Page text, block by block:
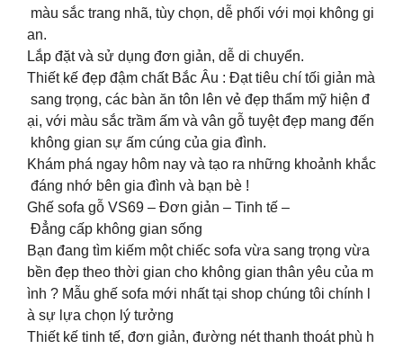
màu sắc trang nhã, tùy chọn, dễ phối với mọi không gi
an.
Lắp đặt và sử dụng đơn giản, dễ di chuyển.
Thiết kế đẹp đậm chất Bắc Âu : Đạt tiêu chí tối giản mà
sang trọng, các bàn ăn tôn lên vẻ đẹp thẩm mỹ hiện đ
ại, với màu sắc trầm ấm và vân gỗ tuyệt đẹp mang đến
không gian sự ấm cúng của gia đình.
Khám phá ngay hôm nay và tạo ra những khoảnh khắc
đáng nhớ bên gia đình và bạn bè !
Ghế sofa gỗ VS69 – Đơn giản – Tinh tế –
Đẳng cấp không gian sống
Bạn đang tìm kiếm một chiếc sofa vừa sang trọng vừa
bền đẹp theo thời gian cho không gian thân yêu của m
ình ? Mẫu ghế sofa mới nhất tại shop chúng tôi chính l
à sự lựa chọn lý tưởng
Thiết kế tinh tế, đơn giản, đường nét thanh thoát phù h